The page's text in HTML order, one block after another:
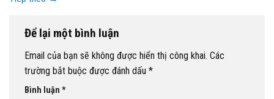
Để lại một bình luận
Email của bạn sẽ không được hiển thị công khai. Các
trường bắt buộc được đánh dấu *
Bình luận *